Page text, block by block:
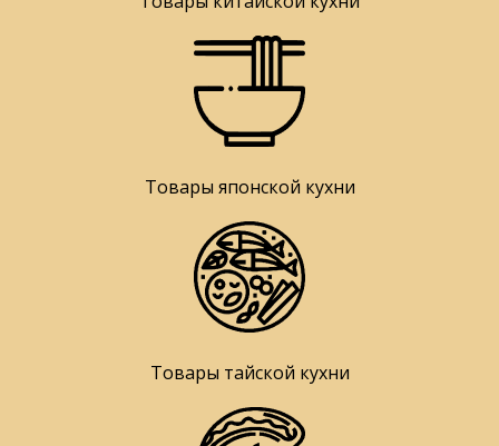
Товары японской кухни
Товары тайской кухни